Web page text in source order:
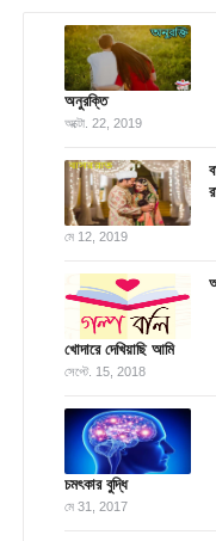
অনুরক্তি
অক্টো. 22, 2019
মে 12, 2019
খোদারে দেখিয়াছি আমি
সেপ্টে. 15, 2018
চমৎকার বুদ্ধি
মে 31, 2017